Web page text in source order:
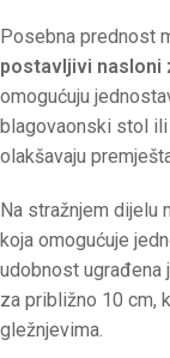
Posebna prednost
postavljivi nasloni
omogućuju
blagovaonski stol
olakšavaju
Na stražnjem dijelu
koja omogućuje
udobnost ugrađena
za približno 10 cm,
gležnjevima.